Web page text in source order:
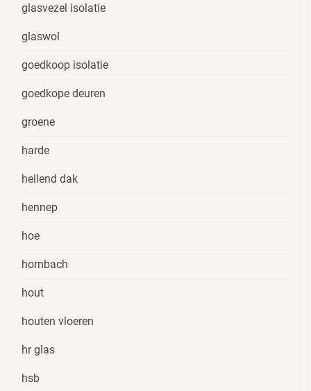
glasvezel isolatie
glaswol
goedkoop isolatie
goedkope deuren
groene
harde
hellend dak
hennep
hoe
hornbach
hout
houten vloeren
hr glas
hsb